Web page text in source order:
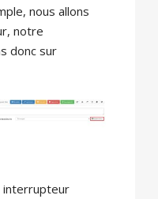
nous allons
notre
donc sur
interrupteur